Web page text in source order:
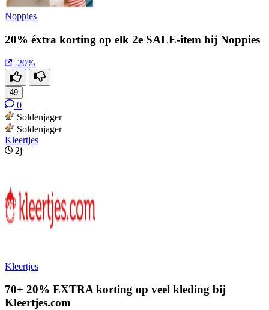
Noppies
20% éxtra korting op elk 2e SALE-item bij Noppies
-20%
49
0
Soldenjager
Soldenjager
Kleertjes
2j
Kleertjes
70+ 20% EXTRA korting op veel kleding bij
Kleertjes.com